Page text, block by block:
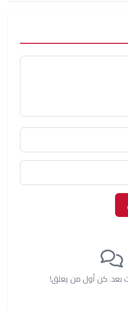
بعد. كن أول من يعلق!